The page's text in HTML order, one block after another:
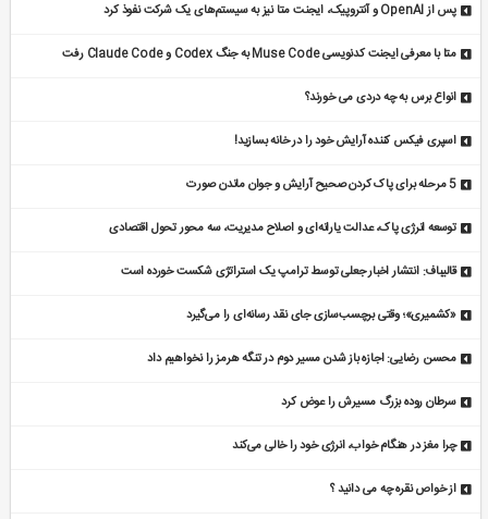
پس از OpenAI و آنتروپیک، ایجنت متا نیز به سیستم‌های یک شرکت نفوذ کرد
متا با معرفی ایجنت کدنویسی Muse Code به جنگ Codex و Claude Code رفت
انواع برس به چه دردی می خورند؟
اسپری فیکس کننده آرایش خود را در خانه بسازید!
5 مرحله برای پاک کردن صحیح آرایش و جوان ماندن صورت
توسعه انرژی پاک، عدالت یارانه‌ای و اصلاح مدیریت، سه محور تحول اقتصادی
قالیباف: انتشار اخبار جعلی توسط ترامپ یک استراتژی شکست خورده است
«کشمیری»؛ وقتی برچسب‌سازی جای نقد رسانه‌ای را می‌گیرد
محسن رضایی: اجازه باز شدن مسیر دوم در تنگه هرمز را نخواهیم داد
سرطان روده بزرگ مسیرش را عوض کرد
چرا مغز در هنگام خواب، انرژی خود را خالی می‌کند
از خواص نقره چه می دانید ؟